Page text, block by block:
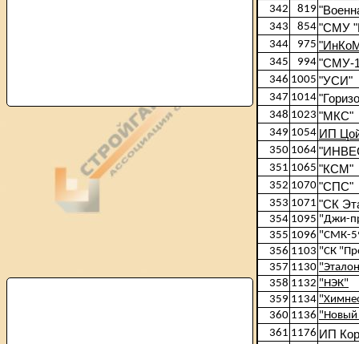
342 819
343 854 "СМУ
344 975
345 994 "СМУ-
346 1005 "УСИ"
347 1014
348 1023 "МКС"
349 1054 ИП
350 1064
351 1065 "КСМ"
352 1070 "СПС"
353 1071 "СК
354 1095 "Джи-
355 1096 "СМК-
356 1103 "СК
357 1130
358 1132 "НЭК"
359 1134
360 1136 "Новый
361 1176 ИП